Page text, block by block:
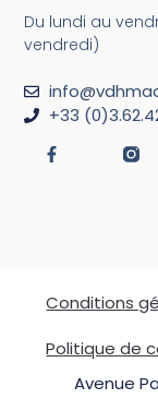
Du lundi au
vendredi)
+33
Conditions
Politique de
Avenue